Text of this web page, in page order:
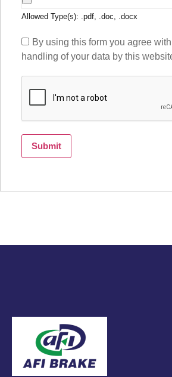
Allowed Type(s): .pdf, .doc, .docx
By using this form you agree
handling of your data by this